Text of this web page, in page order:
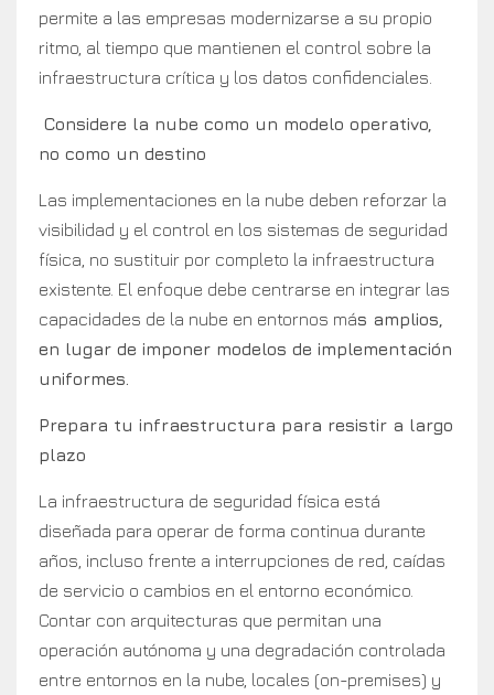
permite a las empresas modernizarse a su propio
ritmo, al tiempo que mantienen el control sobre la
infraestructura crítica y los datos confidenciales.
Considere la nube como un modelo operativo,
no como un destino
Las implementaciones en la nube deben reforzar la
visibilidad y el control en los sistemas de seguridad
física, no sustituir por completo la infraestructura
existente. El enfoque debe centrarse en integrar las
capacidades de la nube en entornos más amplios,
en lugar de imponer modelos de implementación
uniformes.
Prepara tu infraestructura para resistir a largo
plazo
La infraestructura de seguridad física está
diseñada para operar de forma continua durante
años, incluso frente a interrupciones de red, caídas
de servicio o cambios en el entorno económico.
Contar con arquitecturas que permitan una
operación autónoma y una degradación controlada
entre entornos en la nube, locales (on-premises) y